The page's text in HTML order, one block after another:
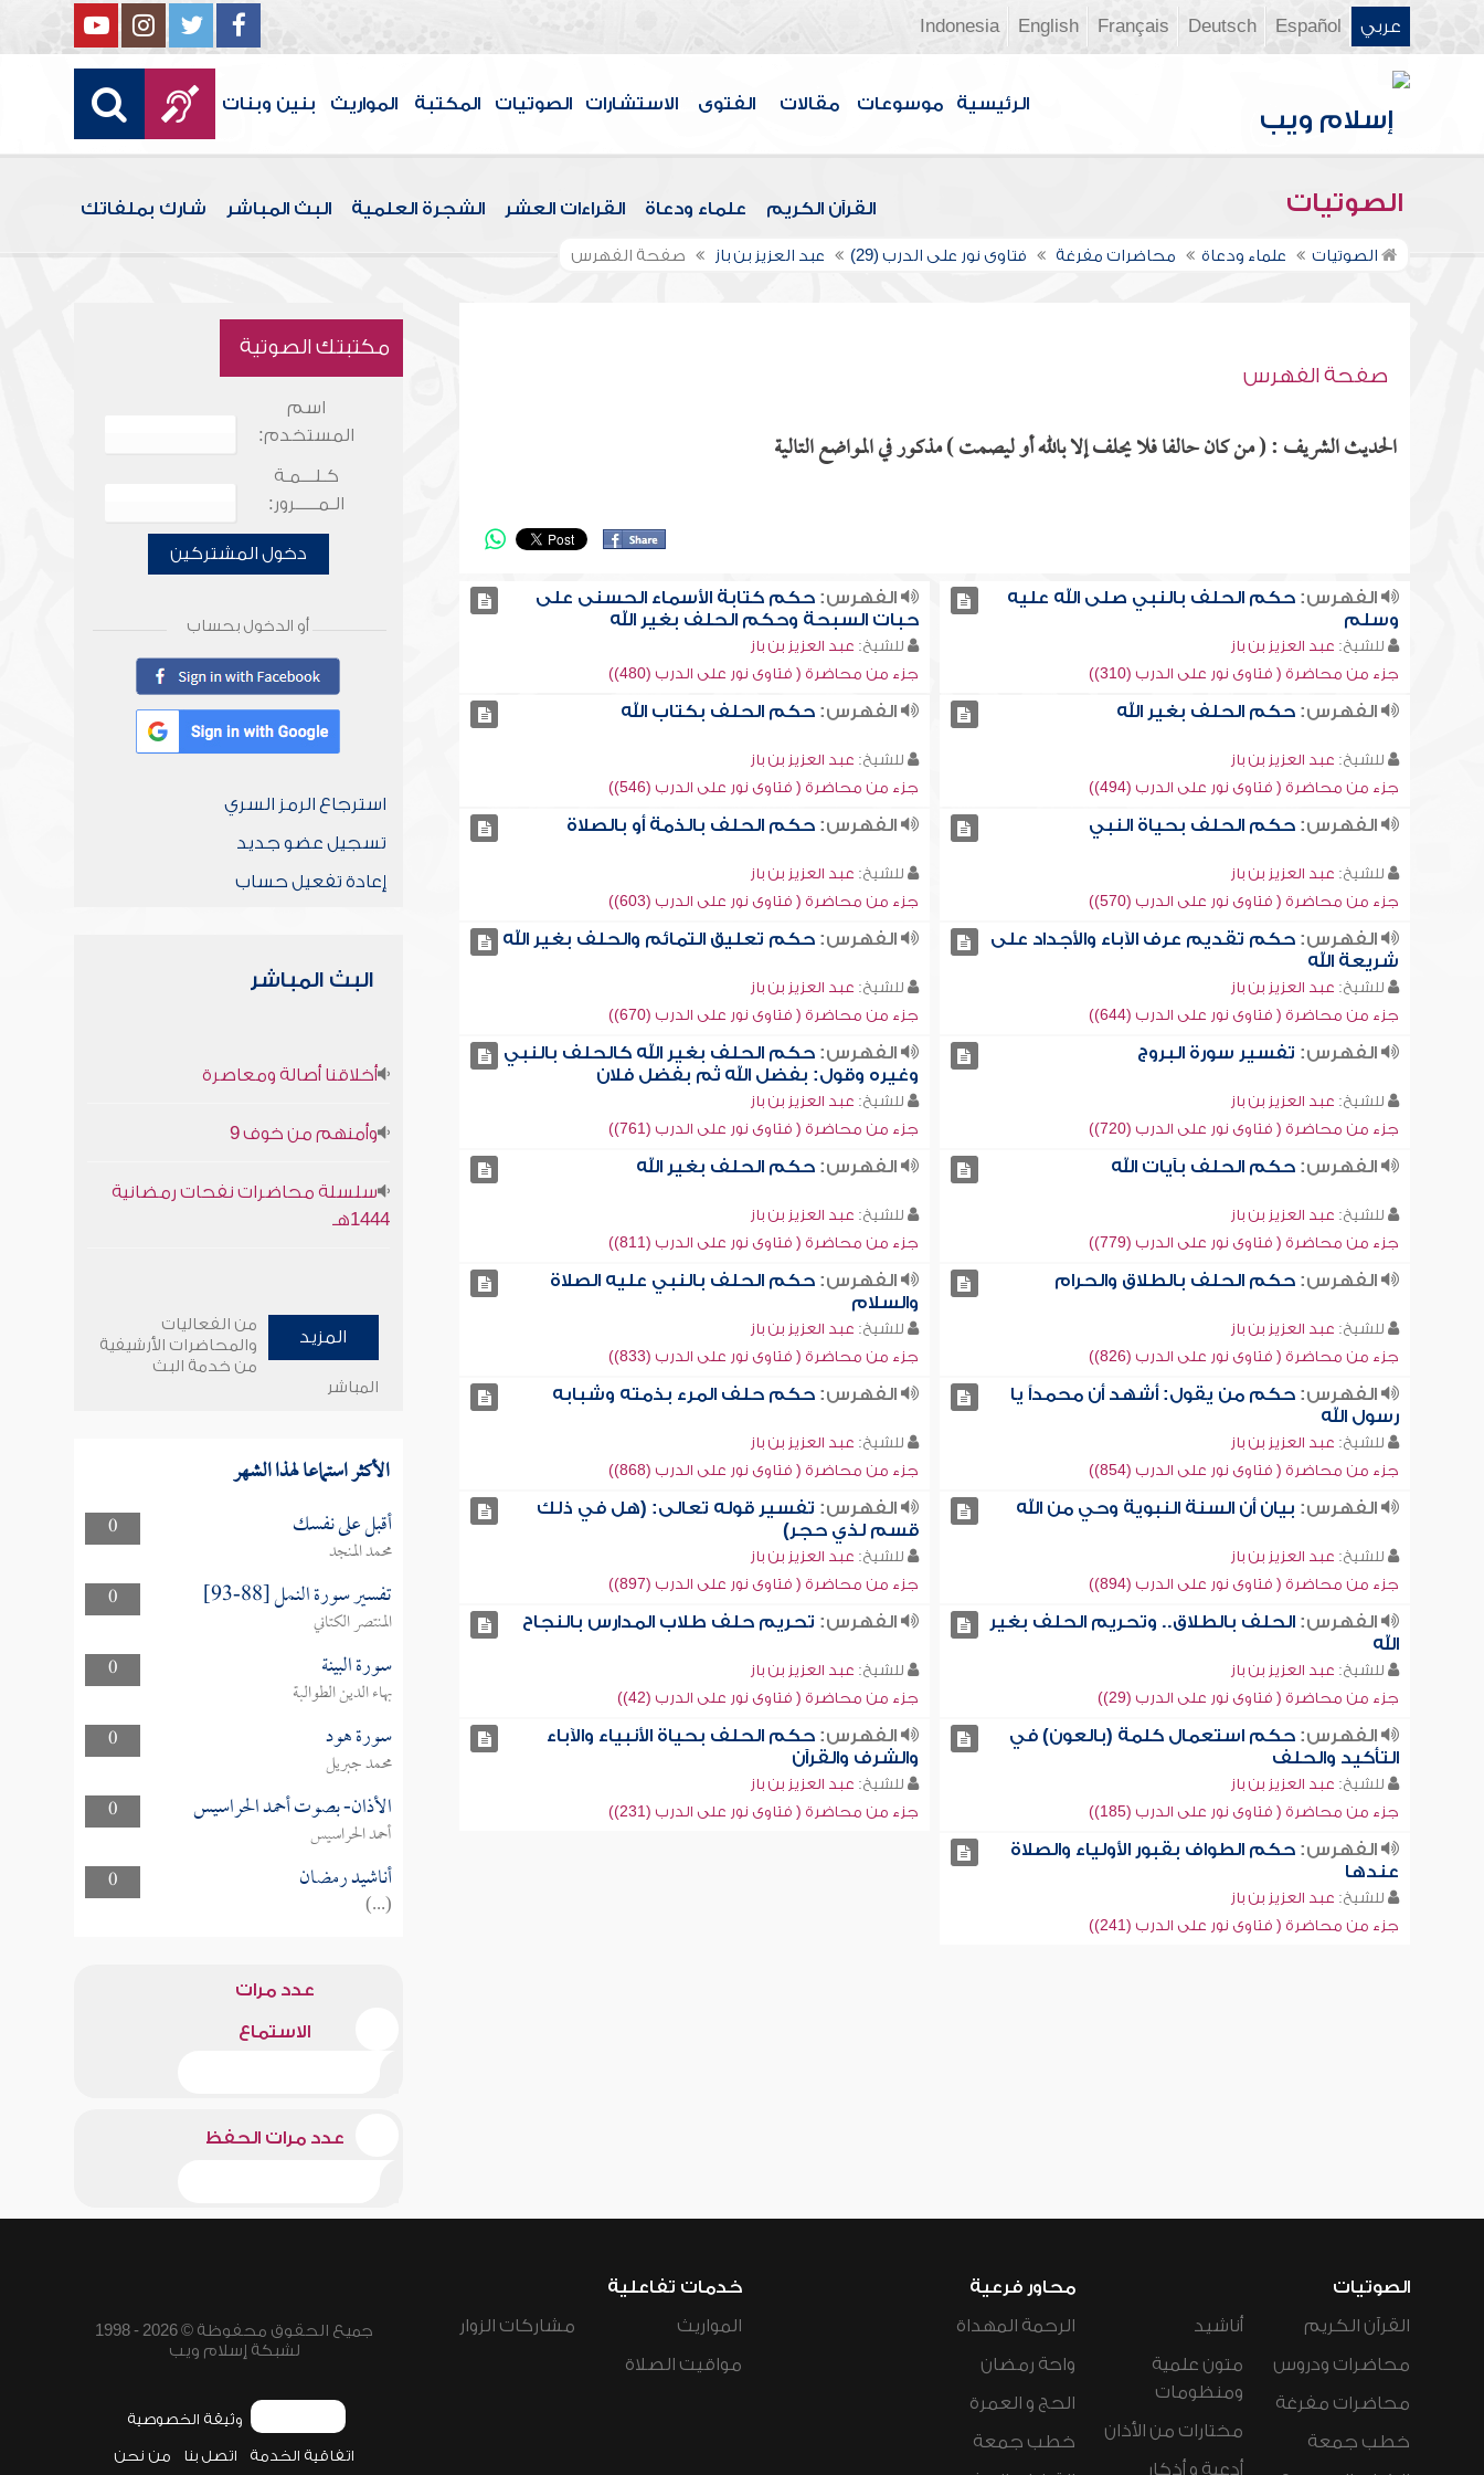
عربي Español
Deutsch
Français
English
Indonesia
الرئيسية موسوعات مقالات الفتوى الاستشارات الصوتيات المكتبة المواريث بنين وبنات
الصوتيات القرآن الكريم علماء ودعاة القراءات العشر الشجرة العلمية البث المباشر شارك بملفاتك
الصوتيات علماء ودعاة محاضرات مفرغة فتاوى نور على الدرب (29) عبد العزيز بن باز صفحة الفهرس
صفحة الفهرس
الحديث الشريف : ( من كان حالفا فلا يحلف إلا بالله أو ليصمت ) مذكور في المواضع التالية
الفهرس:حكم الحلف بالنبي صلى الله عليه
وسلم
للشيخ: عبد العزيز بن باز
جزء من محاضرة ( فتاوى نور على الدرب (310))
الفهرس: حكم كتابة الأسماء الحسنى على
حبات السبحة وحكم الحلف بغير الله
للشيخ: عبد العزيز بن باز
جزء من محاضرة ( فتاوى نور على الدرب (480))
الفهرس:حكم الحلف بغير الله
للشيخ: عبد العزيز بن باز
جزء من محاضرة ( فتاوى نور على الدرب (494))
الفهرس: حكم الحلف بكتاب الله
للشيخ: عبد العزيز بن باز
جزء من محاضرة ( فتاوى نور على الدرب (546))
الفهرس:حكم الحلف بحياة النبي
للشيخ: عبد العزيز بن باز
جزء من محاضرة ( فتاوى نور على الدرب (570))
الفهرس: حكم الحلف بالذمة أو بالصلاة
للشيخ: عبد العزيز بن باز
جزء من محاضرة ( فتاوى نور على الدرب (603))
الفهرس:حكم تقديم عرف الآباء والأجداد على
شريعة الله
للشيخ: عبد العزيز بن باز
جزء من محاضرة ( فتاوى نور على الدرب (644))
الفهرس: حكم تعليق التمائم والحلف بغير الله
للشيخ: عبد العزيز بن باز
جزء من محاضرة ( فتاوى نور على الدرب (670))
الفهرس: تفسير سورة البروج
للشيخ: عبد العزيز بن باز
جزء من محاضرة ( فتاوى نور على الدرب (720))
الفهرس: حكم الحلف بغير الله كالحلف بالنبي
وغيره وقول: بفضل الله ثم بفضل فلان
للشيخ: عبد العزيز بن باز
جزء من محاضرة ( فتاوى نور على الدرب (761))
الفهرس:حكم الحلف بآيات الله
للشيخ: عبد العزيز بن باز
جزء من محاضرة ( فتاوى نور على الدرب (779))
الفهرس: حكم الحلف بغير الله
للشيخ: عبد العزيز بن باز
جزء من محاضرة ( فتاوى نور على الدرب (811))
الفهرس:حكم الحلف بالطلاق والحرام
للشيخ: عبد العزيز بن باز
جزء من محاضرة ( فتاوى نور على الدرب (826))
الفهرس: حكم الحلف بالنبي عليه الصلاة
والسلام
للشيخ: عبد العزيز بن باز
جزء من محاضرة ( فتاوى نور على الدرب (833))
الفهرس:حكم من يقول: أشهد أن محمداً يا
رسول الله
للشيخ: عبد العزيز بن باز
جزء من محاضرة ( فتاوى نور على الدرب (854))
الفهرس: حكم حلف المرء بذمته وشبابه
للشيخ: عبد العزيز بن باز
جزء من محاضرة ( فتاوى نور على الدرب (868))
الفهرس: بيان أن السنة النبوية وحي من الله
للشيخ: عبد العزيز بن باز
جزء من محاضرة ( فتاوى نور على الدرب (894))
الفهرس: تفسير قوله تعالى: (هل في ذلك
قسم لذي حجر)
للشيخ: عبد العزيز بن باز
جزء من محاضرة ( فتاوى نور على الدرب (897))
الفهرس:الحلف بالطلاق.. وتحريم الحلف بغير
الله
للشيخ: عبد العزيز بن باز
جزء من محاضرة ( فتاوى نور على الدرب (29))
الفهرس: تحريم حلف طلاب المدارس بالنجاح
للشيخ: عبد العزيز بن باز
جزء من محاضرة ( فتاوى نور على الدرب (42))
الفهرس:حكم استعمال كلمة (بالعون) في
التأكيد والحلف
للشيخ: عبد العزيز بن باز
جزء من محاضرة ( فتاوى نور على الدرب (185))
الفهرس: حكم الحلف بحياة الأنبياء والآباء
والشرف والقرآن
للشيخ: عبد العزيز بن باز
جزء من محاضرة ( فتاوى نور على الدرب (231))
الفهرس:حكم الطواف بقبور الأولياء والصلاة
عندها
للشيخ: عبد العزيز بن باز
جزء من محاضرة ( فتاوى نور على الدرب (241))
مكتبتك الصوتية
اسم
المستخدم:
كـلـــمـة
الـمـــــرور:
دخول المشتركين
أو الدخول بحساب
استرجاع الرمز السري
تسجيل عضو جديد
إعادة تفعيل حساب
البث المباشر
أخلاقنا أصالة ومعاصرة
وأمنهم من خوف 9
سلسلة محاضرات نفحات رمضانية
1444هـ
المزيد
من الفعاليات
والمحاضرات الأرشيفية
من خدمة البث
المباشر
الأكثر استماعا لهذا الشهر
0 أقبل على نفسك
محمد المنجد
0
تفسير سورة النمل [88-93]
المنتصر الكتاني
0
سورة البينة
بهاء الدين الطوالبة
0
سورة هود
محمد جبريل
0
الأذان- بصوت أحمد الحراسيس
أحمد الحراسيس
0
أناشيد رمضان
(...)
عدد مرات
الاستماع
عدد مرات الحفظ
الصوتيات
القرآن الكريم
محاضرات ودروس
محاضرات مفرغة
خطب جمعة
أناشيد
متون علمية
ومنظومات
مختارات من الأذان
أدعية و أذكار
محاور فرعية
الرحمة المهداة
واحة رمضان
الحج و العمرة
خطب جمعة
خدمات تفاعلية
المواريث
مواقيت الصلاة
مشاركات الزوار
جميع الحقوق محفوظة © 2026 - 1998
لشبكة إسلام ويب
وثيقة الخصوصية
اتفاقية الخدمة اتصل بنا من نحن